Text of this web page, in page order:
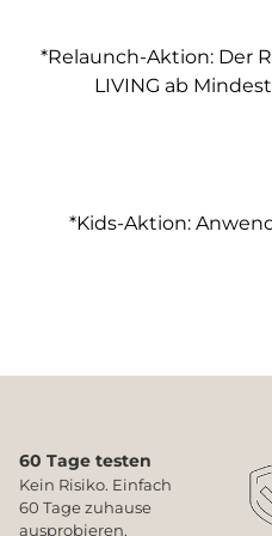
*Relaunch-Aktion: Der
LIVING ab
*Kids-Aktion:
60 Tage testen
Kein Risiko. Einfach
60 Tage zuhause
ausprobieren.